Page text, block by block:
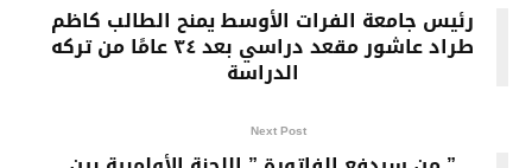
رئيس جامعة الفرات الأوسط يمنح الطالب كاظم
طراد عاشور مقعد دراسي بعد ٣٤ عامًا من تركه
الدراسة
Next Post